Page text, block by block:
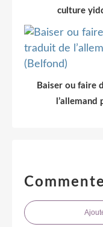
culture
Baiser ou faire